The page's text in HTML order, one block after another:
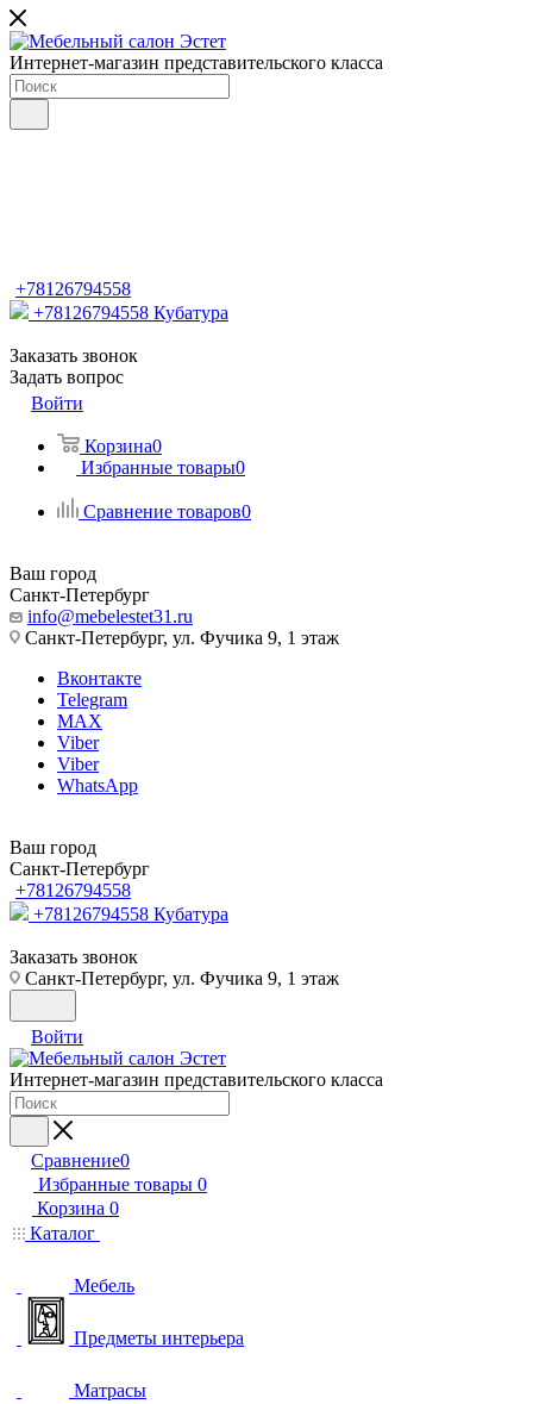
Интернет-магазин представительского класса
+78126794558
+78126794558 Кубатура
Заказать звонок
Задать вопрос
Войти
Корзина0
Избранные товары0
Сравнение товаров0
Ваш город
Санкт-Петербург
info@mebelestet31.ru
Санкт-Петербург, ул. Фучика 9, 1 этаж
Вконтакте
Telegram
MAX
Viber
Viber
WhatsApp
Ваш город
Санкт-Петербург
+78126794558
+78126794558 Кубатура
Заказать звонок
Санкт-Петербург, ул. Фучика 9, 1 этаж
Войти
Интернет-магазин представительского класса
Сравнение0
Избранные товары 0
Корзина 0
Каталог
Мебель
Предметы интерьера
Матрасы